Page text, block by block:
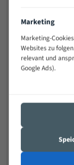
Positiver
Bandkörper
Marketing
Marketing-
Websites zu
relevant und
Google Ads).